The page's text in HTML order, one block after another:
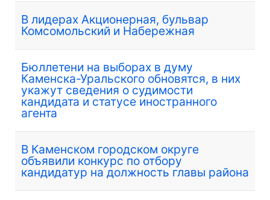
В лидерах Акционерная, бульвар
Комсомольский и Набережная
Бюллетени на выборах в думу
Каменска-Уральского обновятся, в них
укажут сведения о судимости
кандидата и статусе иностранного
агента
В Каменском городском округе
объявили конкурс по отбору
кандидатур на должность главы района